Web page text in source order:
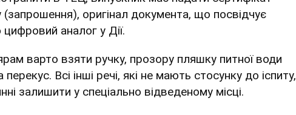
(запрошення), оригінал документа, що посвідчує
аналог у Дії.
варто взяти ручку, прозору пляшку питної води
Всі інші речі, які не мають стосунку до іспиту,
залишити у спеціально відведеному місці.